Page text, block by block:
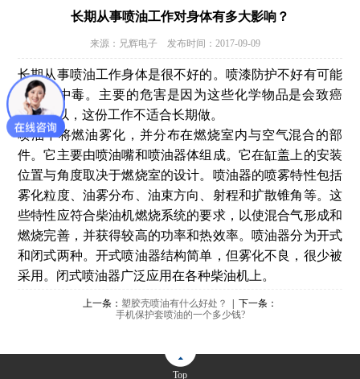
长期从事喷油工作对身体有多大影响？
来源：兄辉电子 发布时间：2017-09-09
长期从事喷油工作身体是很不好的。喷漆防护不好有可能
引起苯中毒。主要的危害是因为这些化学物品是会致癌
的。所以，这份工作不适合长期做。
喷油中将燃油雾化，并分布在燃烧室内与空气混合的部
件。它主要由喷油嘴和喷油器体组成。它在缸盖上的安装
位置与角度取决于燃烧室的设计。喷油器的喷雾特性包括
雾化粒度、油雾分布、油束方向、射程和扩散锥角等。这
些特性应符合柴油机燃烧系统的要求，以使混合气形成和
燃烧完善，并获得较高的功率和热效率。喷油器分为开式
和闭式两种。开式喷油器结构简单，但雾化不良，很少被
采用。闭式喷油器广泛应用在各种柴油机上。
上一条： 塑胶壳喷油有什么好处？
| 下一条：
手机保护套喷油的一个多少钱?
Top